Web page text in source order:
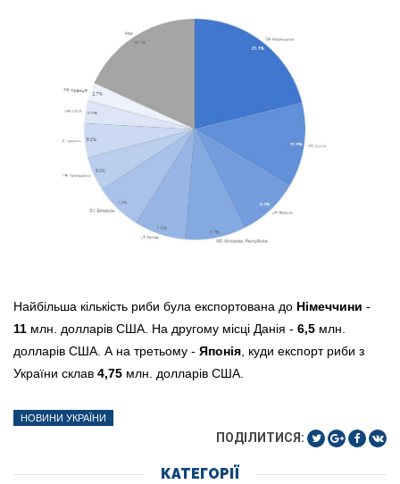
Найбільша кількість риби була експортована до Німеччини -
11 млн. долларів США. На другому місці Данія - 6,5 млн.
долларів США. А на третьому - Японія, куди експорт риби з
України склав 4,75 млн. долларів США.
НОВИНИ УКРАЇНИ
ПОДІЛИТИСЯ:
КАТЕГОРІЇ